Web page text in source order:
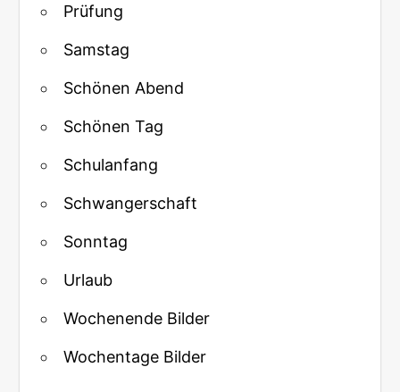
Prüfung
Samstag
Schönen Abend
Schönen Tag
Schulanfang
Schwangerschaft
Sonntag
Urlaub
Wochenende Bilder
Wochentage Bilder